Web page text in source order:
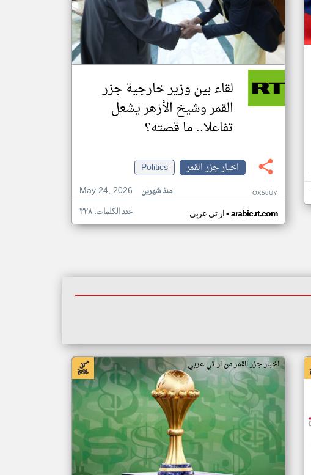
لقاء بين وزير خارجية جزر
القمر وشيخ الأزهر يشعل
تفاعلا.. ما قصته؟
اخبار جزر القمر
Politics
May 24, 2026
منذ شهرين OX58UY
ار تي عربي• arabic.rt.com عدد الكلمات: ٣٢٨
اخبار جزر القمر من ار تي عربي